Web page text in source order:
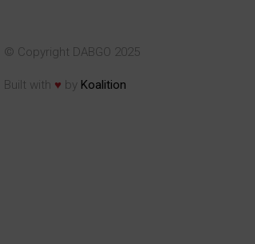
© Copyright DABGO 2025
Built with ♥ by Koalition